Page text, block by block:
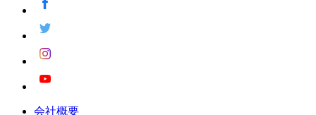
会社概要